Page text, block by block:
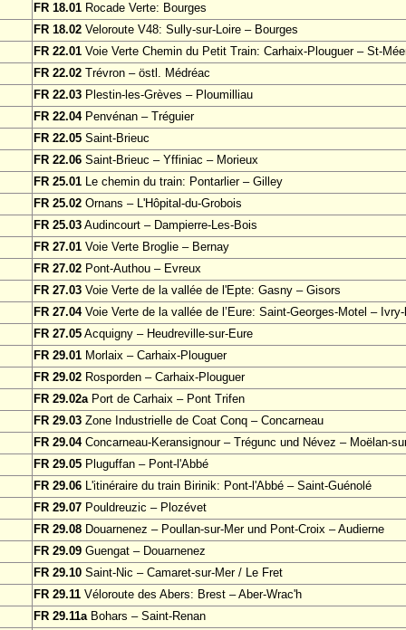
FR 18.01 Rocade Verte: Bourges
FR 18.02 Veloroute V48: Sully-sur-Loire – Bourges
FR 22.01 Voie Verte Chemin du Petit Train: Carhaix-Plouguer – St-
FR 22.02 Trévron – östl. Médréac
FR 22.03 Plestin-les-Grèves – Ploumilliau
FR 22.04Penvénan – Tréguier
FR 22.05 Saint-Brieuc
FR 22.06 Saint-Brieuc – Yffiniac – Morieux
FR 25.01 Le chemin du train: Pontarlier – Gilley
FR 25.02 Ornans – L'Hôpital-du-Grobois
FR 25.03 Audincourt – Dampierre-Les-Bois
FR 27.01 Voie Verte Broglie – Bernay
FR 27.02 Pont-Authou – Evreux
FR 27.03 Voie Verte de la vallée de l'Epte: Gasny – Gisors
FR 27.04Voie Verte de la vallée de l’Eure: Saint-Georges-Motel –
FR 27.05 Acquigny – Heudreville-sur-Eure
FR 29.01 Morlaix – Carhaix-Plouguer
FR 29.02 Rosporden – Carhaix-Plouguer
FR 29.02aPort de Carhaix – Pont Trifen
FR 29.03 Zone Industrielle de Coat Conq – Concarneau
FR 29.04Concarneau-Keransignour – Trégunc und Névez – Moëlan-
FR 29.05 Pluguffan – Pont-l'Abbé
FR 29.06 L'itinéraire du train Birinik: Pont-l'Abbé – Saint-Guénolé
FR 29.07 Pouldreuzic – Plozévet
FR 29.08 Douarnenez – Poullan-sur-Mer und Pont-Croix – Audierne
FR 29.09 Guengat – Douarnenez
FR 29.10 Saint-Nic – Camaret-sur-Mer / Le Fret
FR 29.11 Véloroute des Abers: Brest – Aber-Wrac'h
FR 29.11aBohars – Saint-Renan